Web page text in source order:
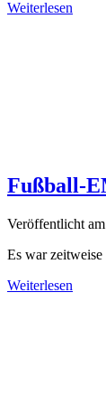
Weiterlesen
Fußball-
Veröffentlicht am
Es war
Weiterlesen